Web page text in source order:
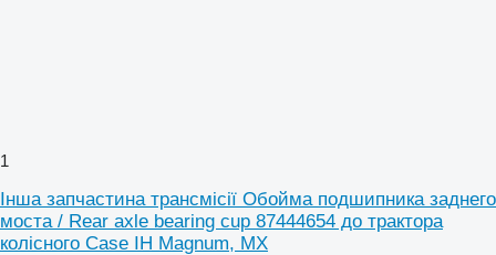
1
Інша запчастина трансмісії Обойма подшипника заднего
моста / Rear axle bearing cup 87444654 до трактора
колісного Case IH Magnum, MX